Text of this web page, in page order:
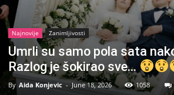
Najnovije Zanimljivosti
Umrli su samo pola sata
Razlog je šokirao sve…
By Aida Konjevic - June 18, 2026 1058